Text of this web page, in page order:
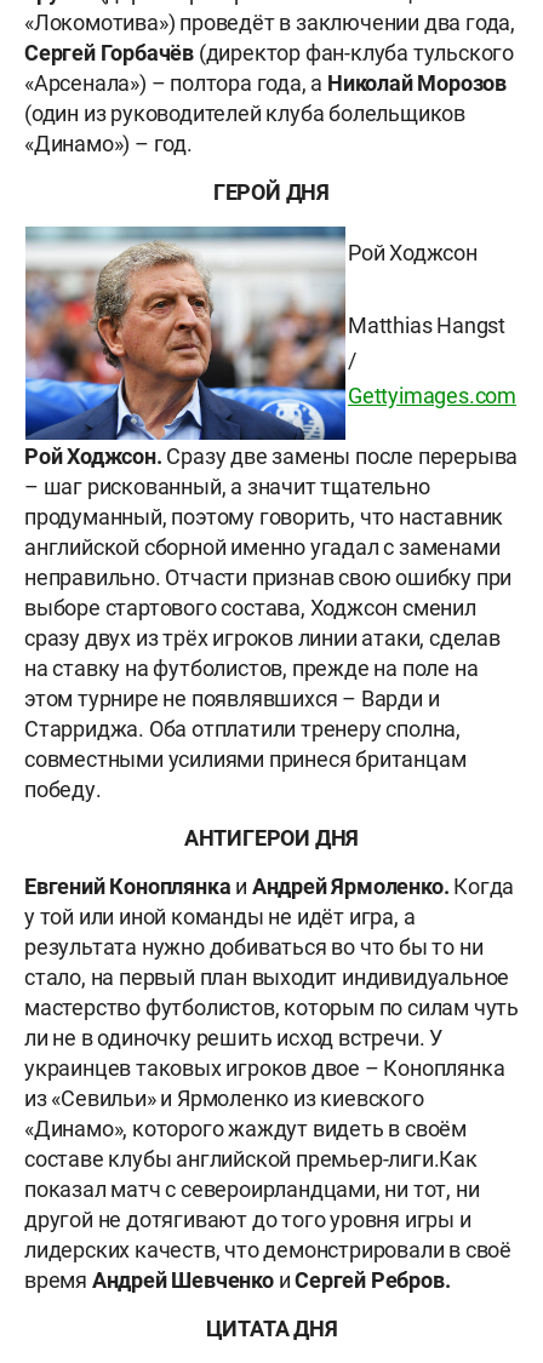
«Локомотива») проведёт в заключении два года,
Сергей Горбачёв (директор фан-клуба тульского
«Арсенала») – полтора года, а Николай Морозов
(один из руководителей клуба болельщиков
«Динамо») – год.
ГЕРОЙ ДНЯ
Рой Ходжсон
Matthias Hangst
/
Gettyimages.com
Рой Ходжсон. Сразу две замены после перерыва
– шаг рискованный, а значит тщательно
продуманный, поэтому говорить, что наставник
английской сборной именно угадал с заменами
неправильно. Отчасти признав свою ошибку при
выборе стартового состава, Ходжсон сменил
сразу двух из трёх игроков линии атаки, сделав
на ставку на футболистов, прежде на поле на
этом турнире не появлявшихся – Варди и
Старриджа. Оба отплатили тренеру сполна,
совместными усилиями принеся британцам
победу.
АНТИГЕРОИ ДНЯ
Евгений Коноплянка и Андрей Ярмоленко. Когда
у той или иной команды не идёт игра, а
результата нужно добиваться во что бы то ни
стало, на первый план выходит индивидуальное
мастерство футболистов, которым по силам чуть
ли не в одиночку решить исход встречи. У
украинцев таковых игроков двое – Коноплянка
из «Севильи» и Ярмоленко из киевского
«Динамо», которого жаждут видеть в своём
составе клубы английской премьер-лиги.Как
показал матч с североирландцами, ни тот, ни
другой не дотягивают до того уровня игры и
лидерских качеств, что демонстрировали в своё
время Андрей Шевченко иСергей Ребров.
ЦИТАТА ДНЯ